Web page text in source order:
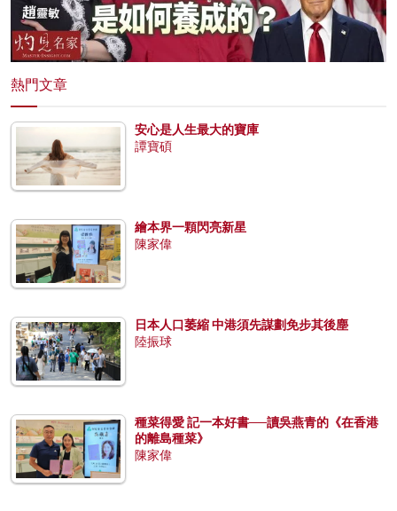
熱門文章
安心是人生最大的寶庫
譚寶碩
繪本界一顆閃亮新星
陳家偉
日本人口萎縮 中港須先謀劃免步其後塵
陸振球
種菜得愛 記一本好書──讀吳燕青的《在香港
的離島種菜》
陳家偉